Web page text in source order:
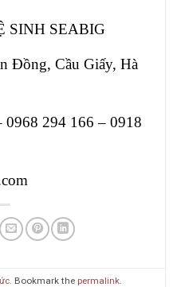
SINH SEABIG
Đồng, Cầu Giấy, Hà
294 166 – 0918
. Bookmark the permalink